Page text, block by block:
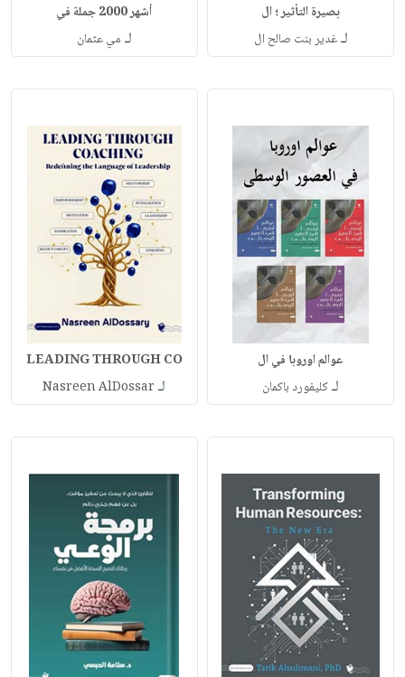
بصيرة التأثير ؛ ال
لـغدير بنت صالح ال
أشهر 2000 جملة في
لـ مي عثمان
عوالم اوروبا في ال
لـكليفورد باكمان
LEADING THROUGH CO
لـ Nasreen AlDossar